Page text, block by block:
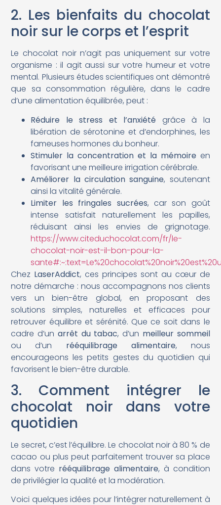
2. Les bienfaits du chocolat
noir sur le corps et l’esprit
Le chocolat noir n’agit pas uniquement sur votre
organisme : il agit aussi sur votre humeur et votre
mental. Plusieurs études scientifiques ont démontré
que sa consommation régulière, dans le cadre
d’une alimentation équilibrée, peut :
Réduire le stress et l’anxiété grâce à la
libération de sérotonine et d’endorphines, les
fameuses hormones du bonheur.
Stimuler la concentration et la mémoireen
favorisant une meilleure irrigation cérébrale.
Améliorer la circulation sanguine, soutenant
ainsi la vitalité générale.
Limiter les fringales sucrées, car son goût
intense satisfait naturellement les papilles,
réduisant ainsi les envies de grignotage.
https://www.citeduchocolat.com/fr/le-
chocolat-noir-est-il-bon-pour-la-
Chez LaserAddict, ces principes sont au cœur de
notre démarche : nous accompagnons nos clients
vers un bien-être global, en proposant des
solutions simples, naturelles et efficaces pour
retrouver équilibre et sérénité. Que ce soit dans le
cadre d’un arrêt du tabac, d’un meilleur sommeil
ou d’un rééquilibrage alimentaire, nous
encourageons les petits gestes du quotidien qui
favorisent le bien-être durable.
3. Comment intégrer le
chocolat noir dans votre
quotidien
Le secret, c’est l’équilibre. Le chocolat noir à 80 % de
cacao ou plus peut parfaitement trouver sa place
dans votre rééquilibrage alimentaire, à condition
de privilégier la qualité et la modération.
Voici quelques idées pour l’intégrer naturellement à